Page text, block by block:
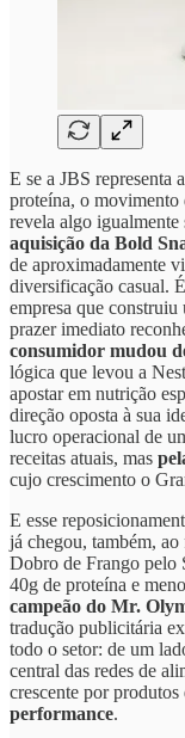
E se a JBS representa
proteína, o movimento
revela algo
aquisição da Bold
de aproximadamente
diversificação casual.
empresa que
prazer imediato
consumidor mudou
lógica que levou a
apostar em nutrição
direção oposta à sua
lucro operacional de
receitas atuais, mas
cujo crescimento o
E esse
já chegou, também,
Dobro de Frango pelo
40g de proteína e
campeão do Mr.
tradução publicitária
todo o setor: de um
central das redes de
crescente por
performance.